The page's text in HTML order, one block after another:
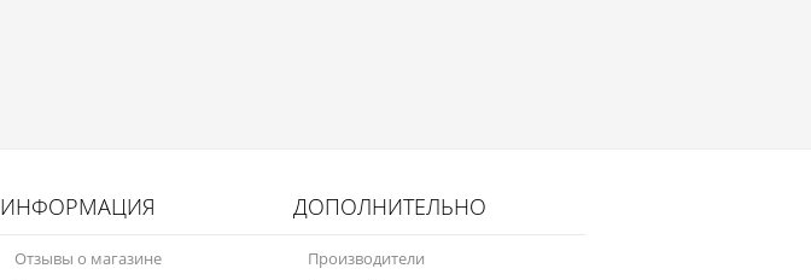
ИНФОРМАЦИЯ
Отзывы о магазине
ДОПОЛНИТЕЛЬНО
Производители